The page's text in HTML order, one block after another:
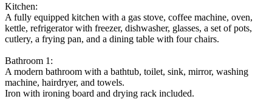
Kitchen:
A fully equipped kitchen with a gas stove, coffee machine, oven,
kettle, refrigerator with freezer, dishwasher, glasses, a set of pots,
cutlery, a frying pan, and a dining table with four chairs.
Bathroom 1:
A modern bathroom with a bathtub, toilet, sink, mirror, washing
machine, hairdryer, and towels.
Iron with ironing board and drying rack included.